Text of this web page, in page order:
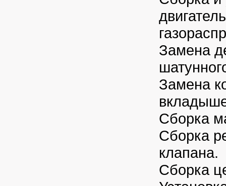
Замена
Замена
Сборка
Сборка
клапана.
Сборка